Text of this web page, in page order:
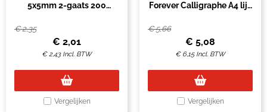
5x5mm 2-gaats 200
€2,35
€ 2,01
€2,43 Incl. BTW
Vergelijken
Forever Calligraphe A4 lijn
€5,66
€ 5,08
€ 6,15 Incl. BTW
Vergelijken